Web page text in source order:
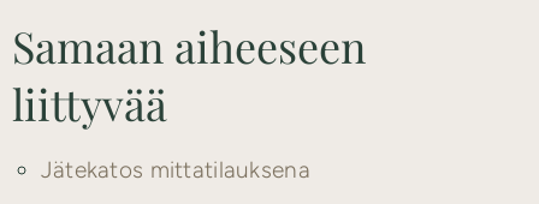
Samaan aiheeseen
liittyvää
Jätekatos mittatilauksena